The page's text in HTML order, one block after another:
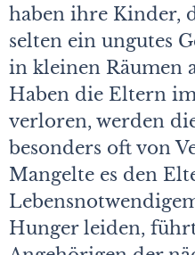
haben ihre Kinder,
selten ein ungutes
in kleinen Räumen
Haben die Eltern
verloren, werden
besonders oft von
Mangelte es den
Hunger leiden,